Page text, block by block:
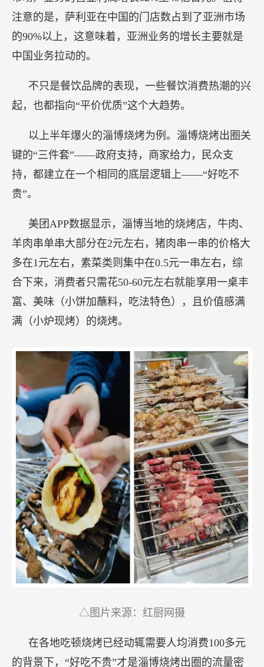
注意的是，萨利亚在中国的门店数占到了亚洲市场
的90%以上，这意味着，亚洲业务的增长主要就是
中国业务拉动的。
不只是餐饮品牌的表现，一些餐饮消费热潮的兴
起，也都指向“平价优质”这个大趋势。
以上半年爆火的淄博烧烤为例。淄博烧烤出圈关
键的“三件套”——政府支持，商家给力，民众支
持，都建立在一个相同的底层逻辑上——“好吃不
贵”。
美团APP数据显示，淄博当地的烧烤店，牛肉、
羊肉串单串大部分在2元左右，猪肉串一串的价格大
多在1元左右，素菜类则集中在0.5元一串左右，综
合下来，消费者只需花50-60元左右就能享用一桌丰
富、美味（小饼加蘸料，吃法特色），且价值感满
满（小炉现烤）的烧烤。
△图片来源：红厨网摄
在各地吃顿烧烤已经动辄需要人均消费100多元
的背景下，“好吃不贵”才是淄博烧烤出圈的流量密